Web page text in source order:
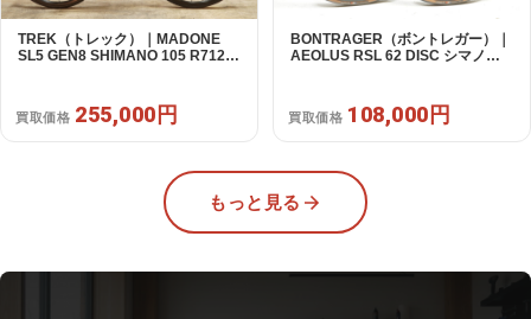
TREK（トレック）｜MADONE
SL5 GEN8 SHIMANO 105 R7120
買取価格 255,000円
BONTRAGER（ボントレガー）｜
AEOLUS RSL 62 DISC シマノフ
買取価格 108,000円
もっと見る